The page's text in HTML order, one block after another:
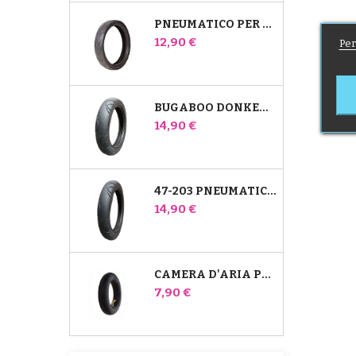
PNEUMATICO PER PASSEGGINO JANÉ SLALOM PRO E POWERTWIN
Prezzo
12,90 €
BUGABOO DONKEY 39X177 PNEUMATICO COMPATIBILE PER PASSEGGINO - PER RUOTA ANTERIORE
Prezzo
14,90 €
47-203 PNEUMATICO COMPATIBILE CON IL PASSEGGINO BUGABOO DONKEY - PER RUOTA POSTERIORE
Prezzo
14,90 €
CAMERA D'ARIA POSTERIORE WHIZ RED CASTLE
Prezzo
7,90 €